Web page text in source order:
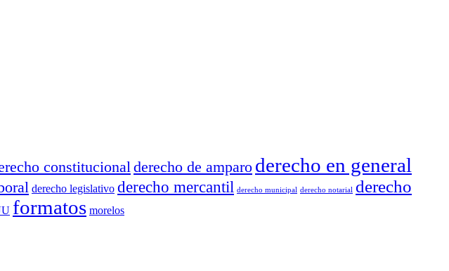
constitucionalderecho de amparo derecho en general
derecho legislativo derecho mercantil derecho municipal derecho notarial
derecho
formatos morelos